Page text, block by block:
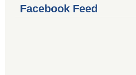
Facebook Feed